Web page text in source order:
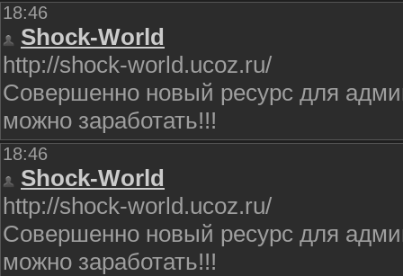
18:46
Shock-World
http://shock-world.ucoz.ru/
Совершенно новый ресурс для
можно заработать!!!
18:46
Shock-World
http://shock-world.ucoz.ru/
Совершенно новый ресурс для
можно заработать!!!